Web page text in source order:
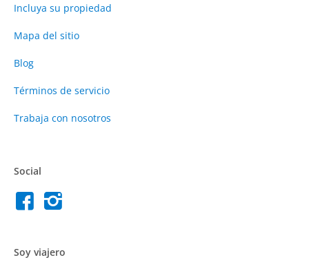
Incluya su propiedad
Mapa del sitio
Blog
Términos de servicio
Trabaja con nosotros
Social
Soy viajero